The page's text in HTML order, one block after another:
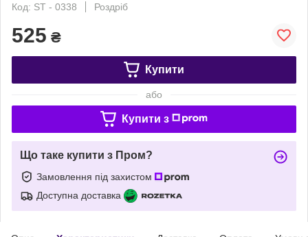
Код: ST - 0338
Роздріб
525 ₴
Купити
або
Купити з
Що таке купити з Пром?
Замовлення під захистом
Доступна доставка